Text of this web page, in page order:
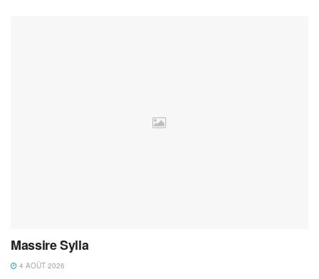
Massire Sylla
4 AOÛT 2026